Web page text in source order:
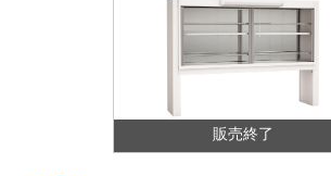
販売終了